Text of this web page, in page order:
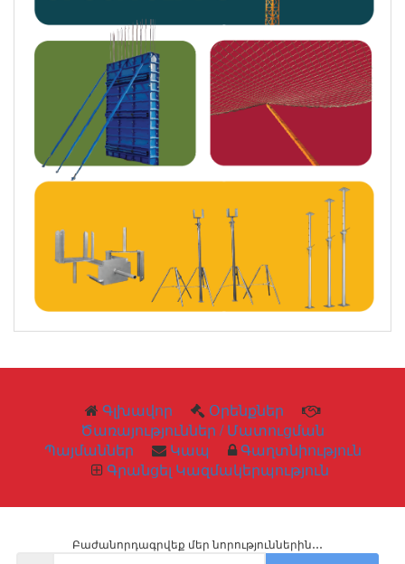
Գլխավոր
Օրենքներ
Ծառայություններ / Մատուցման
Պայմաններ
Կապ
Գաղտնիություն
Գրանցել Կազմակերպություն
Բաժանորդագրվեք մեր նորություններին․․․